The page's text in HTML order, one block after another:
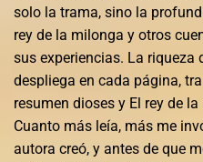
solo la trama, sino la
rey de la milonga y otros
sus experiencias. La
despliega en cada página,
resumen dioses y El rey de
Cuanto más leía, más me
autora creó, y antes de que